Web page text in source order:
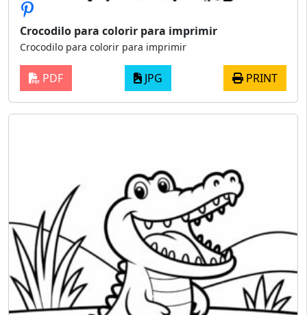
Crocodilo para colorir para imprimir
Crocodilo para colorir para imprimir
PDF JPG PRINT